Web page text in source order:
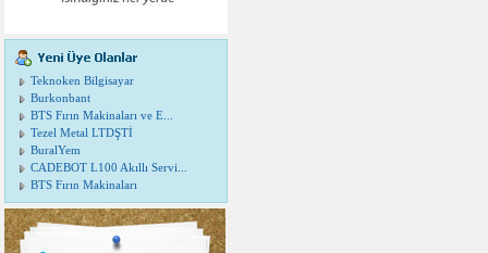
Teknoken Bilgisayar
Burkonbant
BTS Fırın Makinaları ve E...
Tezel Metal LTDŞTİ
BuralYem
CADEBOT L100 Akıllı Servi...
BTS Fırın Makinaları